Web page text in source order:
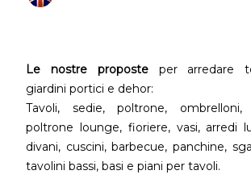
Le nostre proposteper arredare
giardini portici e dehor:
Tavoli, sedie, poltrone, ombrelloni,
poltrone lounge, fioriere, vasi, arredi
divani, cuscini, barbecue, panchine,
tavolini bassi, basi e piani per tavoli.